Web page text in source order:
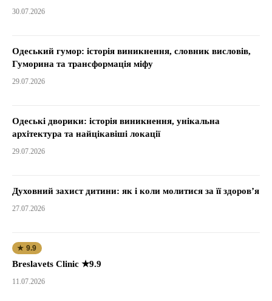
30.07.2026
Одеський гумор: історія виникнення, словник висловів,
Гуморина та трансформація міфу
29.07.2026
Одеські дворики: історія виникнення, унікальна
архітектура та найцікавіші локації
29.07.2026
Духовний захист дитини: як і коли молитися за її здоров’я
27.07.2026
★ 9.9
Breslavets Clinic ★9.9
11.07.2026